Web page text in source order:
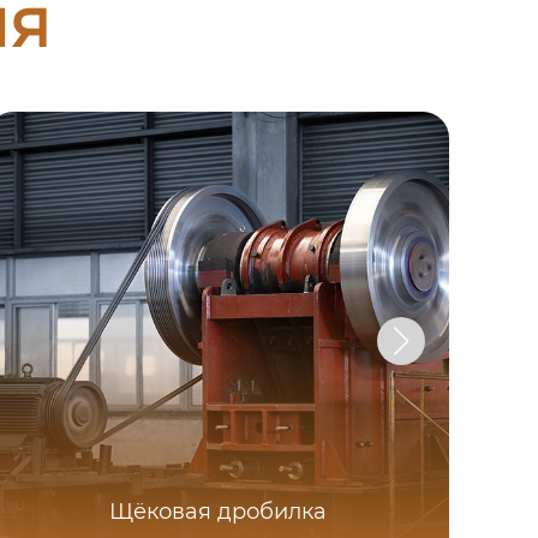
Щёковая дробилка